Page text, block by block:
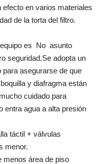
en varios materiales
de la torta del filtro.
es No asunto
seguridad.Se adopta un
asegurarse de que
y diafragma están
cuidado para
entra agua a alta presión
táctil + válvulas
es menor.
área de piso